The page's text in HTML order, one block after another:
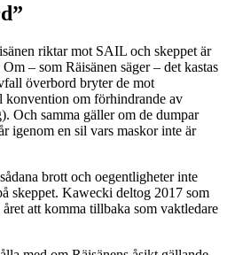
riktar mot SAIL och skeppet är
– som Räisänen säger – det kastas
överbord bryter de mot
konvention om förhindrande av
Och samma gäller om de dumpar
igenom en sil vars maskor inte är
brott och oegentligheter inte
skeppet. Kawecki deltog 2017 som
att komma tillbaka som vaktledare